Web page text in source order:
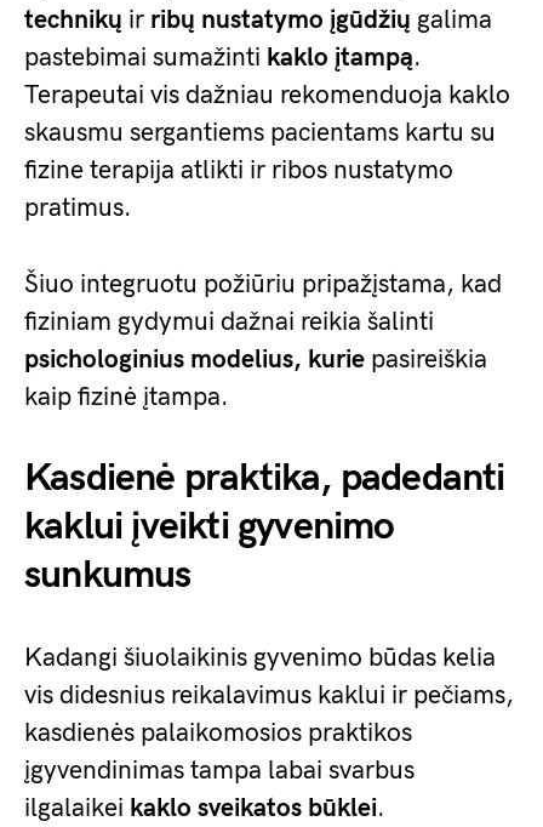
technikų ir ribų nustatymo įgūdžių galima
pastebimai sumažinti kaklo įtampą.
Terapeutai vis dažniau rekomenduoja kaklo
skausmu sergantiems pacientams kartu su
fizine terapija atlikti ir ribos nustatymo
pratimus.
Šiuo integruotu požiūriu pripažįstama, kad
fiziniam gydymui dažnai reikia šalinti
psichologinius modelius, kurie pasireiškia
kaip fizinė įtampa.
Kasdienė praktika, padedanti
kaklui įveikti gyvenimo
sunkumus
Kadangi šiuolaikinis gyvenimo būdas kelia
vis didesnius reikalavimus kaklui ir pečiams,
kasdienės palaikomosios praktikos
įgyvendinimas tampa labai svarbus
ilgalaikei kaklo sveikatos būklei.